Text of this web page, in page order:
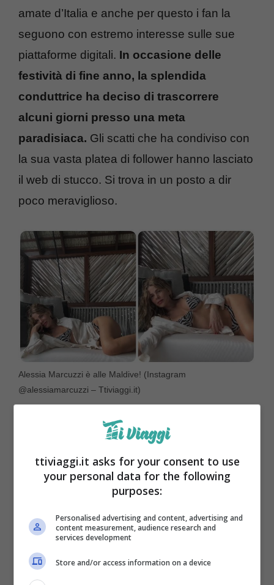
amate d’Italia e anche per questo i fan la
seguono con estremo interesse sulle sue
piattaforme digitali. In occasione delle
festività di fine anno, la splendida
conduttrice ha deciso di trascorrere
alcuni giorni presso una meta
paradisiaca. Gli scatti che ha condiviso con
la sua vasta platea di follower hanno lasciato
il web di stucco. Si trova in un posto a dir
poco meraviglioso.
Alessia Marcuzzi è alle Maldive! (Instagram
@alessiamarcuzzi – Ttiviaggi.it)
ttiviaggi.it asks for your consent to use
your personal data for the following
purposes:
Personalised advertising and content, advertising and
content measurement, audience research and
services development
Store and/or access information on a device